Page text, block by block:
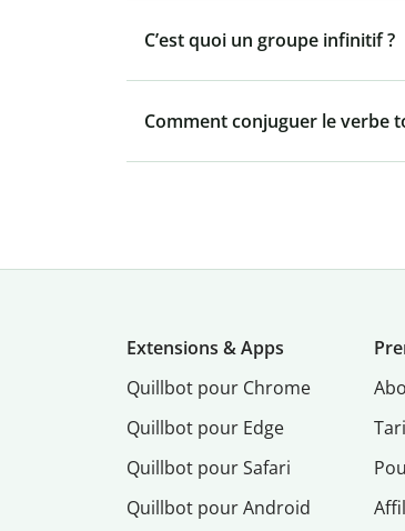
C’est quoi un groupe infinitif ?
Comment conjuguer le verbe
Extensions & Apps
Quillbot pour Chrome
Quillbot pour Edge
Quillbot pour Safari
Quillbot pour Android